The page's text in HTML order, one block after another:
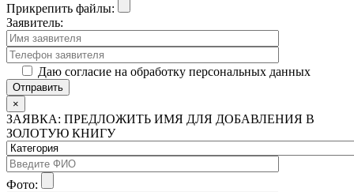
Прикрепить файлы:
Заявитель:
Даю согласие на обработку персональных данных
×
ЗАЯВКА: ПРЕДЛОЖИТЬ ИМЯ ДЛЯ ДОБАВЛЕНИЯ В
ЗОЛОТУЮ КНИГУ
Фото: